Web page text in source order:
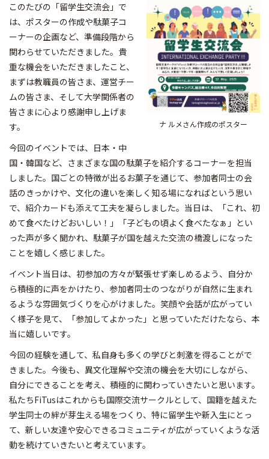
ナ ルメさん作成のポスター
このたびの「留学生交流会」で
は、 ポスターの作成や駄菓子コ
ーナーの企画など、 準備段階から
関わらせていただきました。 貴
重な機会をいただきましたこと、
まずは教職員の皆さま、 運営チー
ムの皆さま、 そして大学関係者の
皆さまに心より感謝申し上げま
す。
今回のイベントでは、日本・中
国・韓国など、 さまざまな国の駄菓子を紹介するコーナーを担当
しました。 国ごとの特徴が出るお菓子を通じて、 参加者同士の会
話のきっかけや、 文化の違いを楽しく知る場になればという思い
で、 紹介カードも添えて工夫を凝らしました。当日は、「これ、 初
めて食べたけどおいしい！」「子どもの頃よく食べたなぁ」 とい
った声が多く聞かれ、 駄菓子が国を越えた交流の橋渡しになった
ことを嬉しく感じました。
イベント当日は、初参加の方々が緊張せず楽しめるよう、自分か
ら積極的に声をかけたり、 参加者同士のつながりが自然に生まれ
るような雰囲気づくりを心がけました。笑顔や会話が広がってい
く様子を見て、「参加してよかった」と思っていただけたなら、本
当に嬉しいです。
今回の経験を通して、 私自身も多くの学びと刺激を得ることがで
きました。今後も、 異文化理解や交流の機会を大切にしながら、
自分にできることを考え、積極的に関わっていきたいと思います。
私たちFiTusはこれからも国際交流サークルとして、 国籍を越えた
学生同士の絆が芽生える場をつくり、 特に留学生や新入生にとっ
て、 新しい友達や安心できるコミュニティが広がっていくような活
動を続けていきたいと考えています。